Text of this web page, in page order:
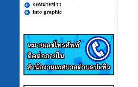
จดหมายข่าว
Info graphic